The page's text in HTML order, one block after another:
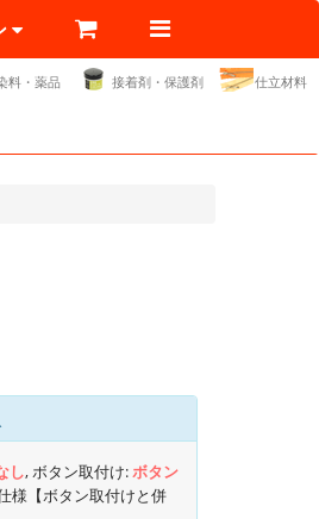
料・薬品 接着剤・保護剤 仕立材料
し, ボタン取付け:ボタン
様【ボタン取付けと併